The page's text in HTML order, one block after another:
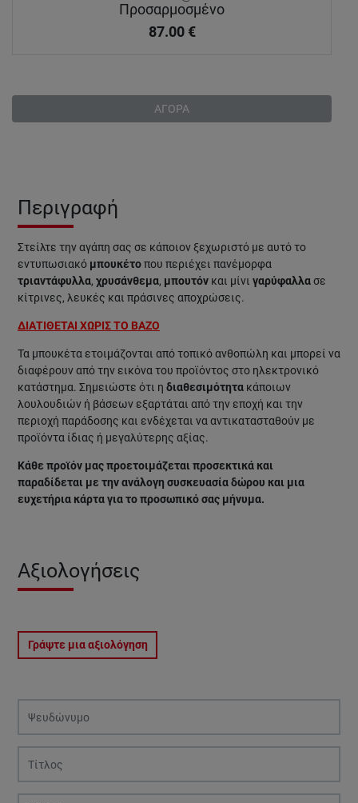
Προσαρμοσμένο
87.00 €
ΑΓΟΡΑ
Περιγραφή
Στείλτε την αγάπη σας σε κάποιον ξεχωριστό με αυτό το
εντυπωσιακό μπουκέτοπου περιέχει πανέμορφα
τριαντάφυλλα, χρυσάνθεμα, μπουτόν και μίνι γαρύφαλλασε
κίτρινες, λευκές και πράσινες αποχρώσεις.
ΔΙΑΤΙΘΕΤΑΙ ΧΩΡΙΣ ΤΟ ΒΑΖΟ
Τα μπουκέτα ετοιμάζονται από τοπικό ανθοπώλη και μπορεί να
διαφέρουν από την εικόνα του προϊόντος στο ηλεκτρονικό
κατάστημα. Σημειώστε ότι η διαθεσιμότητα κάποιων
λουλουδιών ή βάσεων εξαρτάται από την εποχή και την
περιοχή παράδοσης και ενδέχεται να αντικατασταθούν με
προϊόντα ίδιας ή μεγαλύτερης αξίας.
Κάθε προϊόν μας προετοιμάζεται προσεκτικά και
παραδίδεται με την ανάλογη συσκευασία δώρου και μια
ευχετήρια κάρτα για το προσωπικό σας μήνυμα.
Αξιολογήσεις
Γράψτε μια αξιολόγηση